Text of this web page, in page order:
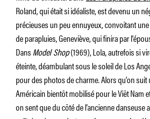
Roland, qui était si idéaliste, est devenu un
précieuses un peu ennuyeux, convoitant
de parapluies, Geneviève, qui finira par
DansModel Shop(1969), Lola, autrefois si
éteinte, déambulant sous le soleil de Los
pour des photos de charme. Alors qu’on
Américain bientôt mobilisé pour le Viêt Nam
on sent que du côté de l’ancienne danseuse